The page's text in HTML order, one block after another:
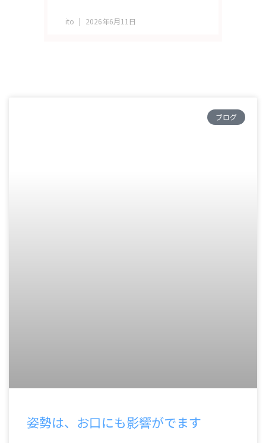
ito 2026年6月11日
ブログ
姿勢は、お口にも影響がでます